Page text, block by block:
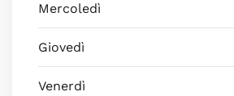
Mercoledì
Giovedì
Venerdì